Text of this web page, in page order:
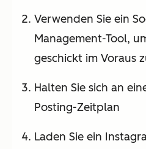
Verwenden Sie ein
Management-Tool,
geschickt im Voraus
Halten Sie sich an
Posting-Zeitplan
Laden Sie ein